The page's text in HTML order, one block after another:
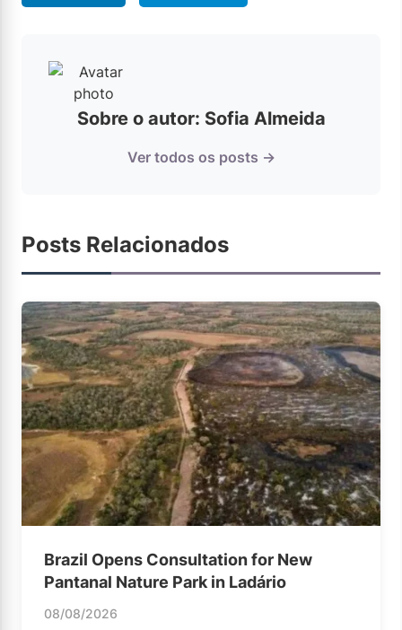
Sobre o autor: Sofia Almeida
Ver todos os posts →
Posts Relacionados
Brazil Opens Consultation for New
Pantanal Nature Park in Ladário
08/08/2026